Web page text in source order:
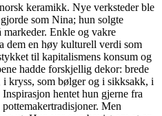
keramikk. Nye verksteder ble
som Nina; hun solgte
markeder. Enkle og vakre
dem en høy kulturell verdi som
til kapitalismens konsum og
hadde forskjellig dekor: brede
i kryss, som bølger og i sikksakk, i
hentet hun gjerne fra
Men